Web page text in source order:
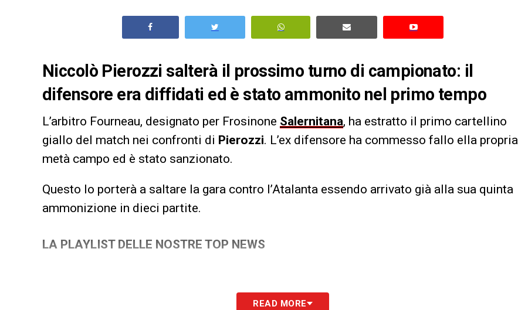
Niccolò Pierozzi salterà il prossimo turno di campionato: il
difensore era diffidati ed è stato ammonito nel primo tempo
L’arbitro Fourneau, designato per Frosinone Salernitana, ha estratto il primo cartellino
giallo del match nei confronti di Pierozzi. L’ex difensore ha commesso fallo ella propria
metà campo ed è stato sanzionato.
Questo lo porterà a saltare la gara contro l’Atalanta essendo arrivato già alla sua quinta
ammonizione in dieci partite.
LA PLAYLIST DELLE NOSTRE TOP NEWS
READ MORE